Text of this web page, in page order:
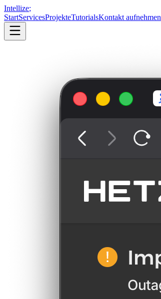
Intellize;
StartServicesProjekteTutorialsKontakt aufnehmen